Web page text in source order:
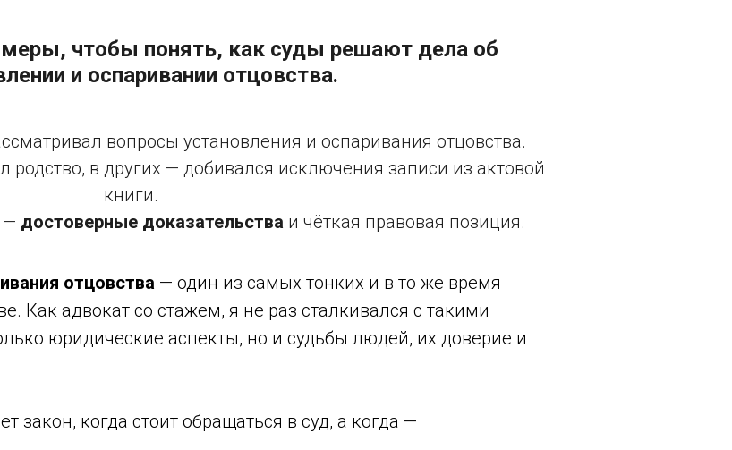
чтобы понять, как суды решают дела об
и оспаривании отцовства.
вопросы установления и оспаривания отцовства.
родство, в других — добивался исключения записи из актовой
книги.
— достоверные доказательства и чёткая правовая позиция.
отцовства — один из самых тонких и в то же время
Как адвокат со стажем, я не раз сталкивался с такими
юридические аспекты, но и судьбы людей, их доверие и
закон, когда стоит обращаться в суд, а когда —